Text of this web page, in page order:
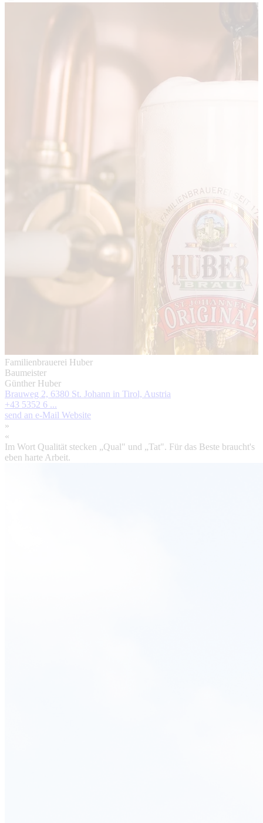
Familienbrauerei Huber
Baumeister
Günther Huber
Brauweg 2, 6380 St. Johann in Tirol, Austria
+43 5352 6 ...
send an e-Mail Website
»
«
Im Wort Qualität stecken „Qual" und „Tat". Für das Beste braucht's
eben harte Arbeit.